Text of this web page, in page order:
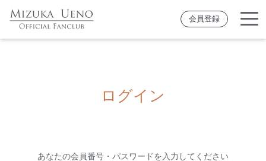
会員登録
ログイン
あなたの会員番号・パスワードを入力してください